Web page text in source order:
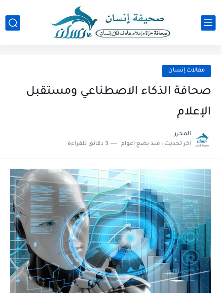
مقالات إنسان
صحافة الذكاء الاصطناعي ومستقبل
الإعلام
المحرر
اخر تحديث : منذ بضع اعوام 3 دقائق للقراءة